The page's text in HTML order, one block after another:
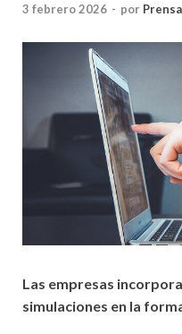
3 febrero 2026 - por
Las empresas
simulaciones en la